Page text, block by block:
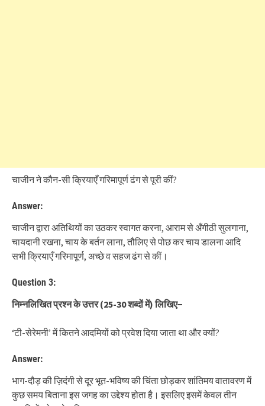
चाजीन ने कौन-सी क्रियाएँ गरिमापूर्ण ढंग से पूरी कीं?
Answer:
चाजीन द्वारा अतिथियों का उठकर स्वागत करना, आराम से अँगीठी सुलगाना,
चायदानी रखना, चाय के बर्तन लाना, तौलिए से पोछ कर चाय डालना आदि
सभी क्रियाएँ गरिमापूर्ण, अच्छे व सहज ढंग से कीं।
Question 3:
निम्नलिखित प्रश्न के उत्तर(25-30शब्दों में)लिखिए−
‘टी-सेरेमनी’ में कितने आदमियों को प्रवेश दिया जाता था और क्यों?
Answer:
भाग-दौड़ की ज़िदंगी से दूर भूत-भविष्य की चिंता छोड़कर शांतिमय वातावरण में
कुछ समय बिताना इस जगह का उद्देश्य होता है। इसलिए इसमें केवल तीन